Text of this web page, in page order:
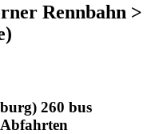
Rennbahn >
260 bus